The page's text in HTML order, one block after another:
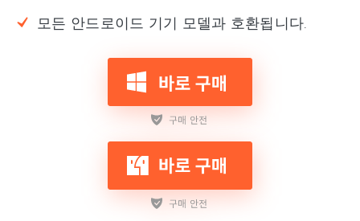
모든 안드로이드 기기 모델과 호환됩니다.